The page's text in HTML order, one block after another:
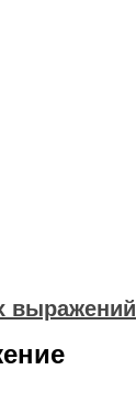
выражений